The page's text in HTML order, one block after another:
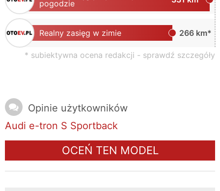
pogodzie
Realny zasięg w zimie 266 km*
* subiektywna ocena redakcji - sprawdź szczegóły
Opinie użytkowników
Audi e-tron S Sportback
OCEŃ TEN MODEL